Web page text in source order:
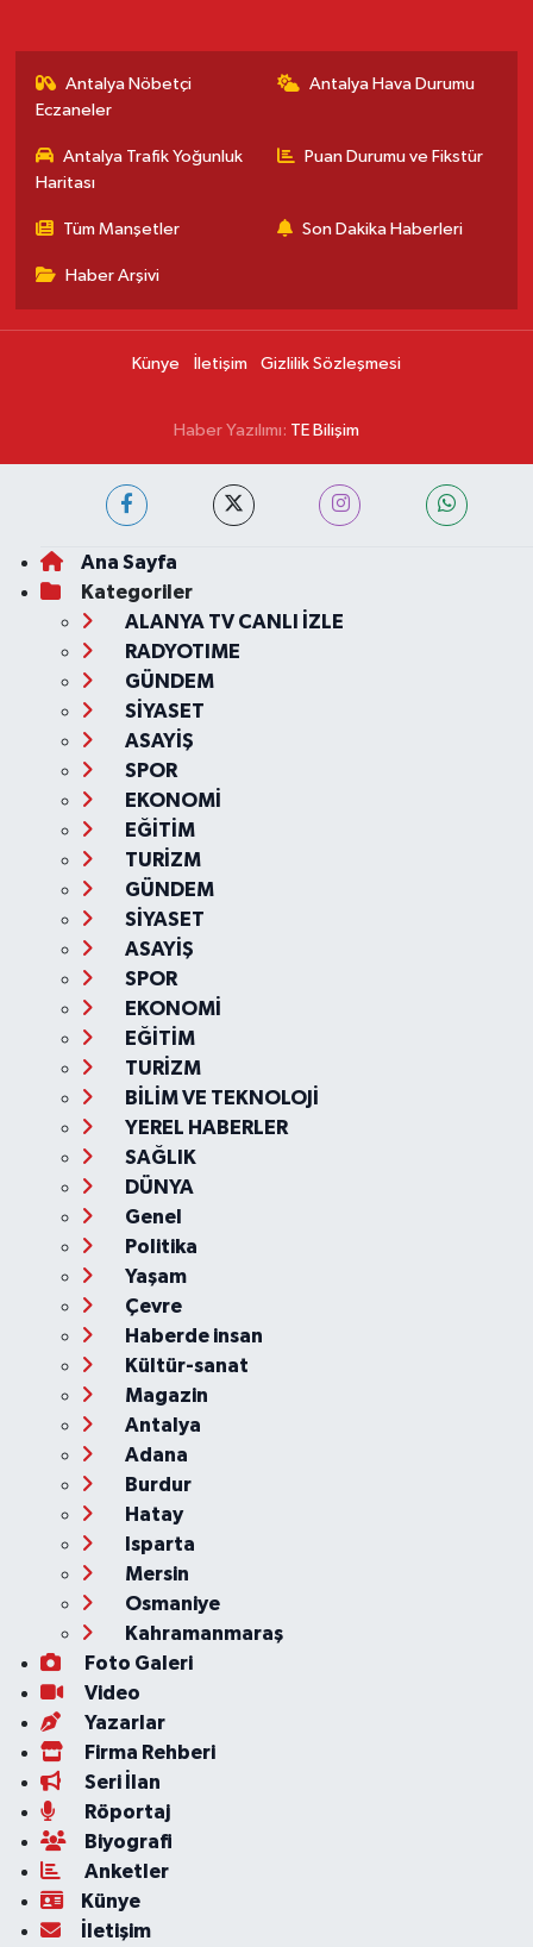
Antalya Nöbetçi
Eczaneler
Antalya Hava Durumu
Antalya Trafik Yoğunluk
Haritası
Puan Durumu ve Fikstür
Tüm Manşetler Son Dakika Haberleri
Haber Arşivi
Künye İletişim Gizlilik Sözleşmesi
Haber Yazılımı: TE Bilişim
Ana Sayfa
Kategoriler
ALANYA TV CANLI İZLE
RADYOTIME
GÜNDEM
SİYASET
ASAYİŞ
SPOR
EKONOMİ
EĞİTİM
TURİZM
GÜNDEM
SİYASET
ASAYİŞ
SPOR
EKONOMİ
EĞİTİM
TURİZM
BİLİM VE TEKNOLOJİ
YEREL HABERLER
SAĞLIK
DÜNYA
Genel
Politika
Yaşam
Çevre
Haberde insan
Kültür-sanat
Magazin
Antalya
Adana
Burdur
Hatay
Isparta
Mersin
Osmaniye
Kahramanmaraş
Foto Galeri
Video
Yazarlar
Firma Rehberi
Seri İlan
Röportaj
Biyografi
Anketler
Künye
İletişim